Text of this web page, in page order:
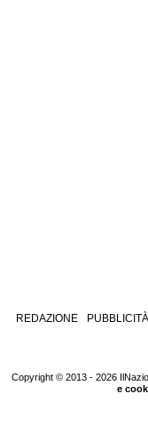
REDAZIONE PUBBLICITÀ
Copyright © 2013 - 2026
e